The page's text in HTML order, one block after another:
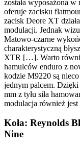
została wyposażona
oferuje zacisku
zacisk Deore XT
modulacji. Jednak
Matowo-czarne
charakterystyczną
XTR […]. Warto
hamulców enduro z
kodzie M9220 są
jednym palcem.
mm z tyłu siła
modulacja również
Koła: Reynolds
Nine